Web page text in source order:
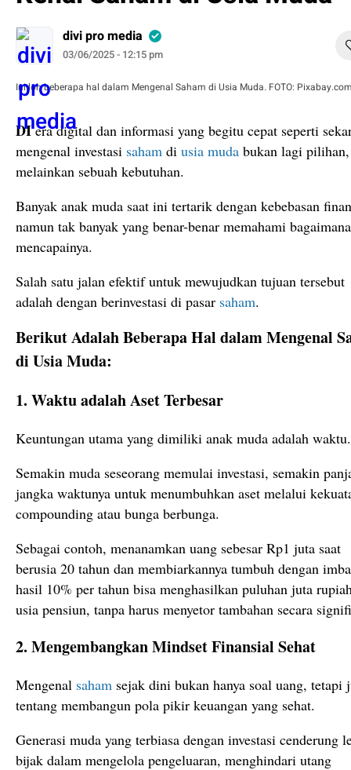
divi pro media
03/06/2025 - 12:15 pm
Ini loh beberapa hal dalam Mengenal Saham di Usia Muda. FOTO:
DIera digital dan informasi yang begitu cepat seperti
mengenal investasi saham di usia muda bukan lagi pilihan,
melainkan sebuah kebutuhan.
Banyak anak muda saat ini tertarik dengan kebebasan
namun tak banyak yang benar-benar memahami
mencapainya.
Salah satu jalan efektif untuk mewujudkan tujuan tersebut
adalah dengan berinvestasi di pasar saham.
Berikut Adalah Beberapa Hal dalam Mengenal
di Usia Muda:
1. Waktu adalah Aset Terbesar
Keuntungan utama yang dimiliki anak muda adalah waktu.
Semakin muda seseorang memulai investasi, semakin
jangka waktunya untuk menumbuhkan aset melalui
compounding atau bunga berbunga.
Sebagai contoh, menanamkan uang sebesar Rp1 juta saat
berusia 20 tahun dan membiarkannya tumbuh dengan
hasil 10% per tahun bisa menghasilkan puluhan juta
usia pensiun, tanpa harus menyetor tambahan secara
2. Mengembangkan Mindset Finansial Sehat
Mengenal saham sejak dini bukan hanya soal uang, tetapi
tentang membangun pola pikir keuangan yang sehat.
Generasi muda yang terbiasa dengan investasi cenderung
bijak dalam mengelola pengeluaran, menghindari utang